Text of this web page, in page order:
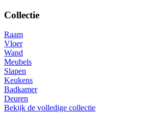
Collectie
Raam
Vloer
Wand
Meubels
Slapen
Keukens
Badkamer
Deuren
Bekijk de volledige collectie